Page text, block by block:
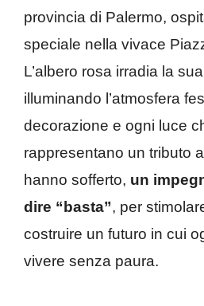
provincia di Palermo,
speciale nella vivace
L’albero rosa irradia la
illuminando l’atmosfera
decorazione e ogni luce
rappresentano un tributo
hanno sofferto, un
dire “basta”, per
costruire un futuro in cui
vivere senza paura.